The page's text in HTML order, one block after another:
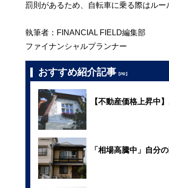
罰則があるため、自転車に乗る際はルー
執筆者：FINANCIAL FIELD編集部
ファイナンシャルプランナー
おすすめ紹介記事 【PR】
【不動産価格上昇中
「相場高騰中」自分